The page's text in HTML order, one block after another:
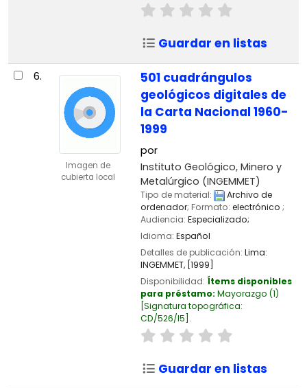
Guardar en listas
6.
Imagen de
cubierta local
501 cuadrángulos
geológicos digitales de
la Carta Nacional 1960-
1999
por
Instituto Geológico, Minero y
Metalúrgico (INGEMMET)
Tipo de material:
Archivo de
ordenador; Formato: electrónico ;
Audiencia: Especializado;
Idioma: Español
Detalles de publicación: Lima:
INGEMMET, [1999]
Disponibilidad: Ítems disponibles
para préstamo: Mayorazgo (1)
Signatura topográfica:
CD/526/I5 .
Guardar en listas